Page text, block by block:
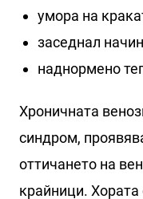
умора на
заседнал
наднормено
Хроничната
синдром,
оттичането на
крайници. Хората